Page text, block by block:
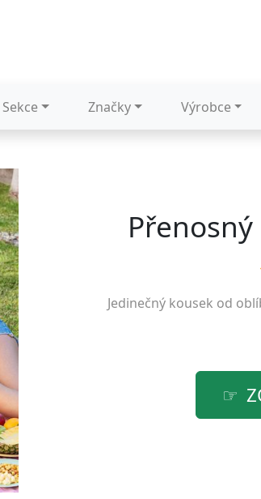
Sekce Značky Výrobce
Jedinečný kousek od